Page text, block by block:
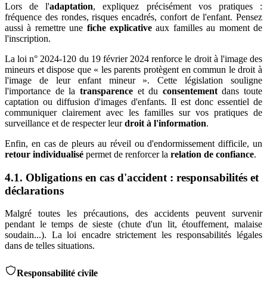
Lors de l'adaptation, expliquez précisément vos pratiques :
fréquence des rondes, risques encadrés, confort de l'enfant. Pensez
aussi à remettre une fiche explicative aux familles au moment de
l'inscription.
La loi n° 2024-120 du 19 février 2024 renforce le droit à l'image des
mineurs et dispose que « les parents protègent en commun le droit à
l'image de leur enfant mineur ». Cette législation souligne
l'importance de la transparenceet du consentementdans toute
captation ou diffusion d'images d'enfants. Il est donc essentiel de
communiquer clairement avec les familles sur vos pratiques de
surveillance et de respecter leurdroit à l'information.
Enfin, en cas de pleurs au réveil ou d'endormissement difficile, un
retour individualisé permet de renforcer la relation de confiance.
4.1. Obligations en cas d'accident : responsabilités et
déclarations
Malgré toutes les précautions, des accidents peuvent survenir
pendant le temps de sieste (chute d'un lit, étouffement, malaise
soudain...). La loi encadre strictement les responsabilités légales
dans de telles situations.
Responsabilité civile